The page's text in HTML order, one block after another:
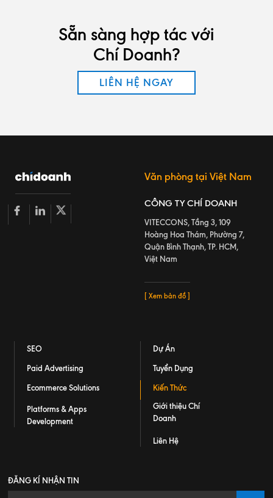
Sẵn sàng hợp tác với
Chí Doanh?
LIÊN HỆ NGAY
Văn phòng tại Việt Nam
CÔNG TY CHÍ DOANH
VITECCONS, Tầng 3, 109
Hoàng Hoa Thám, Phường 7,
Quận Bình Thạnh, TP. HCM,
Việt Nam
[ Xem bản đồ ]
SEO
Paid Advertising
Ecommerce Solutions
Platforms & Apps
Development
Dự Án
Tuyển Dụng
Kiến Thức
Giới thiệu Chí
Doanh
Liên Hệ
ĐĂNG KÍ NHẬN TIN